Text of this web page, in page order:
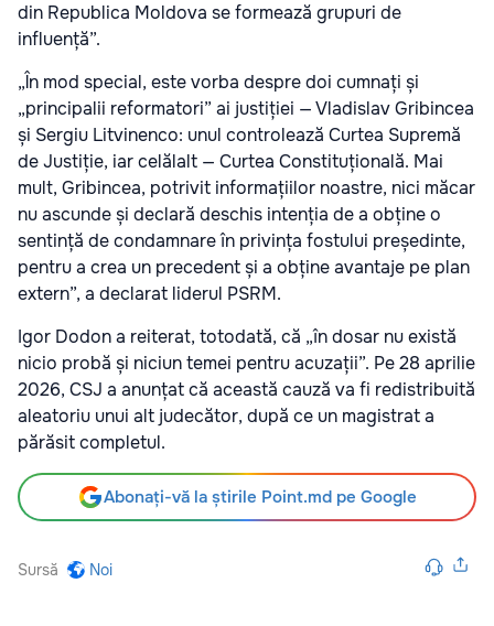
din Republica Moldova se formează grupuri de
influență”.
„În mod special, este vorba despre doi cumnați și
„principalii reformatori” ai justiției — Vladislav Gribincea
și Sergiu Litvinenco: unul controlează Curtea Supremă
de Justiție, iar celălalt — Curtea Constituțională. Mai
mult, Gribincea, potrivit informațiilor noastre, nici măcar
nu ascunde și declară deschis intenția de a obține o
sentință de condamnare în privința fostului președinte,
pentru a crea un precedent și a obține avantaje pe plan
extern”, a declarat liderul PSRM.
Igor Dodon a reiterat, totodată, că „în dosar nu există
nicio probă și niciun temei pentru acuzații”. Pe 28 aprilie
2026, CSJ a anunțat că această cauză va fi redistribuită
aleatoriu unui alt judecător, după ce un magistrat a
părăsit completul.
Abonați-vă la știrile Point.md pe Google
Sursă Noi